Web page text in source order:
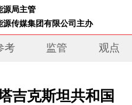
源局主管
源传媒集团有限公司主办
考 监管 观点
吉克斯坦共和国